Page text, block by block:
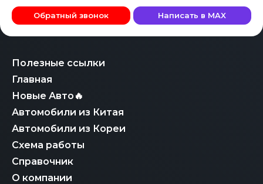
Полезные ссылки
Главная
Новые Авто🔥
Автомобили из Китая
Автомобили из Кореи
Схема работы
Справочник
О компании
Обратный звонок Написать в MAX